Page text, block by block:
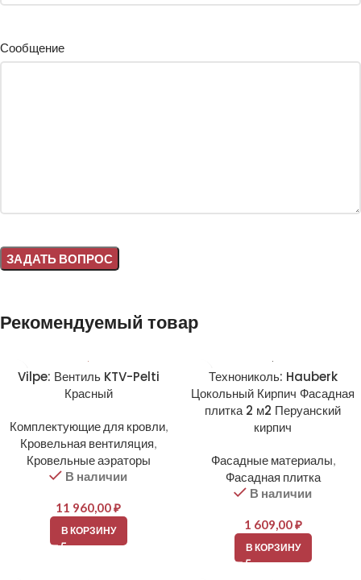
Сообщение
Рекомендуемый товар
Vilpe: Вентиль KTV-Pelti
Красный
Комплектующие для кровли,
Кровельная вентиляция,
Кровельные аэраторы
В наличии
11 960,00₽
В КОРЗИНУ
Технониколь: Hauberk
Цокольный Кирпич Фасадная
плитка 2 м2 Перуанский
кирпич
Фасадные материалы,
Фасадная плитка
В наличии
1 609,00₽
В КОРЗИНУ